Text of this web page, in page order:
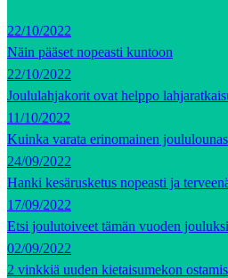
22/10/2022
Näin pääset nopeasti kuntoon
22/10/2022
Joululahjakorit ovat helppo
11/10/2022
Kuinka varata erinomainen joululounas
24/09/2022
Hanki kesärusketus nopeasti ja
17/09/2022
Etsi joulutoiveet tämän vuoden jouluksi
02/09/2022
2 vinkkiä uuden kietaisumekon